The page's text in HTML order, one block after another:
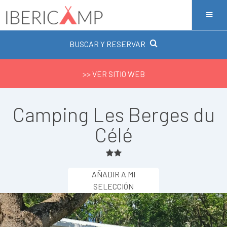
BUSCAR Y RESERVAR
>> VER SITIO WEB
Camping Les Berges du
Célé
AÑADIR A MI
SELECCIÓN